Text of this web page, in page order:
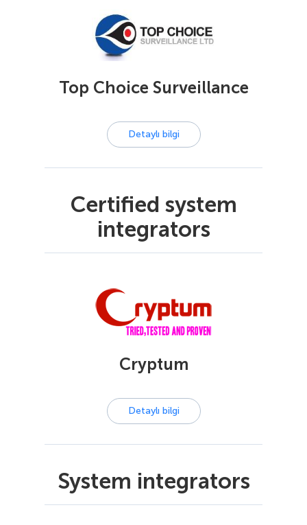
Top Choice Surveillance
Detaylı bilgi
Certified system
integrators
Cryptum
Detaylı bilgi
System integrators